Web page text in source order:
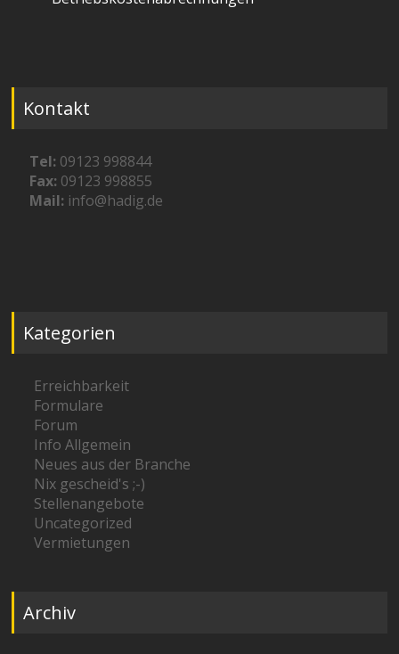
Kontakt
Tel: 09123 998844
Fax: 09123 998855
Mail: info@hadig.de
Kategorien
Erreichbarkeit
Formulare
Forum
Info Allgemein
Neues aus der Branche
Nix gescheid's ;-)
Stellenangebote
Uncategorized
Vermietungen
Archiv